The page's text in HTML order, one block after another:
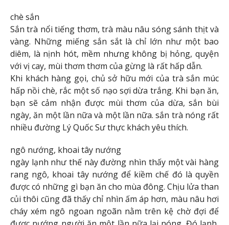
chè sắn
Sắn trà nổi tiếng thơm, trà màu nâu sóng sánh thịt và
vàng. Những miếng sắn sắt là chỉ lớn như một bao
diêm, là nịnh hót, mềm nhưng không bị hỏng, quyện
với vị cay, mùi thơm thơm của gừng là rất hấp dẫn.
Khi khách hàng gọi, chủ sở hữu mới của trà sắn múc
hấp nồi chè, rắc một số nạo sợi dừa trắng. Khi bạn ăn,
bạn sẽ cảm nhận được mùi thơm của dừa, sắn bùi
ngày, ăn một lần nữa và một lần nữa. sắn trà nóng rất
nhiều đường Lý Quốc Sư thực khách yêu thích.
ngô nướng, khoai tây nướng
ngày lạnh như thế này đường nhìn thấy một vài hàng
rang ngô, khoai tây nướng để kiềm chế đó là quyền
được có những gì bạn ăn cho mùa đông. Chịu lửa than
củi thôi cũng đã thấy chỉ nhìn ấm áp hơn, màu nâu hơi
cháy xém ngô ngoan ngoãn nằm trên kệ chờ đợi để